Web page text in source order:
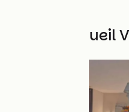
Autres Accueil